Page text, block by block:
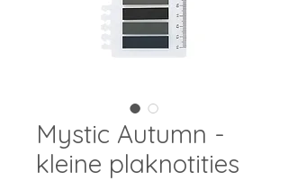
Mystic Autumn -
kleine plaknotities